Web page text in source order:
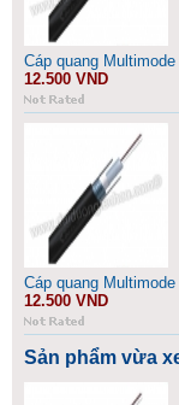
Cáp quang
12.500 VND
Cáp quang
12.500 VND
Sản phẩm vừa